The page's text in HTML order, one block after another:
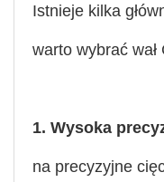
Istnieje kilka
warto wybrać
1. Wysoka
na precyzyjne